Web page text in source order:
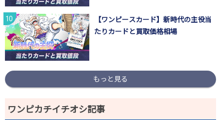
【ワンピースカード】新時代の主役当
たりカードと買取価格相場
もっと見る
ワンピカチイチオシ記事